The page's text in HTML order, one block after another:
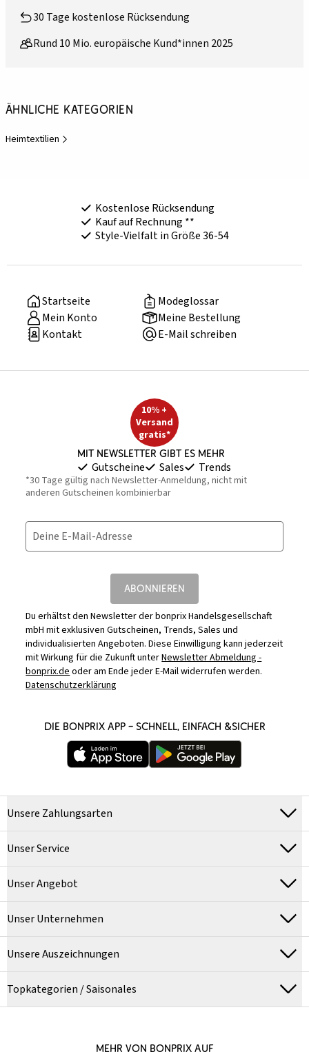
30 Tage kostenlose Rücksendung
Rund 10 Mio. europäische Kund*innen 2025
Ähnliche Kategorien
Heimtextilien
Kostenlose Rücksendung
Kauf auf Rechnung **
Style-Vielfalt in Größe 36-54
Startseite
Modeglossar
Mein Konto
Meine Bestellung
Kontakt
E-Mail schreiben
10% +
Versand
gratis*
Mit Newsletter gibt es mehr
Gutscheine Sales Trends
*30 Tage gültig nach Newsletter-Anmeldung, nicht mit
anderen Gutscheinen kombinierbar
Deine E-Mail-Adresse
ABONNIEREN
Du erhältst den Newsletter der bonprix Handelsgesellschaft
mbH mit exklusiven Gutscheinen, Trends, Sales und
individualisierten Angeboten. Diese Einwilligung kann jederzeit
mit Wirkung für die Zukunft unterNewsletter Abmeldung -
bonprix.deoder am Ende jeder E-Mail widerrufen werden.
Datenschutzerklärung
DIE BONPRIX APP – SCHNELL, EINFACH &SICHER
Unsere Zahlungsarten
Unser Service
Unser Angebot
Unser Unternehmen
Unsere Auszeichnungen
Topkategorien / Saisonales
MEHR VON BONPRIX AUF